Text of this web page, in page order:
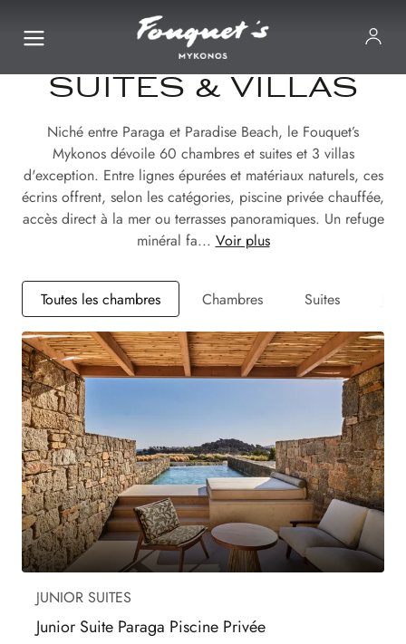
SUITES & VILLAS
Niché entre Paraga et Paradise Beach, le Fouquet’s
Mykonos dévoile 60 chambres et suites et 3 villas
d'exception. Entre lignes épurées et matériaux naturels, ces
écrins offrent, selon les catégories, piscine privée chauffée,
accès direct à la mer ou terrasses panoramiques. Un refuge
minéral fa... Voir plus
Toutes les chambres Chambres Suites
JUNIOR SUITES
Junior Suite Paraga Piscine Privée